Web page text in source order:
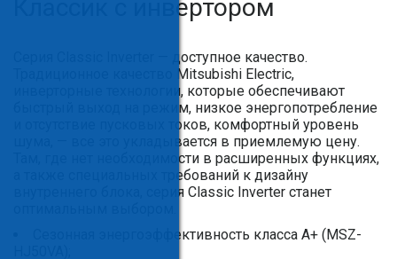
Классик с инвертором
Серия Classic Inverter — доступное качество.
Традиционное качество Mitsubishi Electric,
инверторные технологии, которые обеспечивают
быстрый выход на режим, низкое энергопотребление
и отсутствие пусковых токов, комфортный уровень
шума, — все это укладывается в приемлемую цену.
Там, где нет необходимости в расширенных функциях,
а также специальных требований к дизайну
внутреннего блока, серия Classic Inverter станет
Сезонная энергоэффективность класса А+ (MSZ-